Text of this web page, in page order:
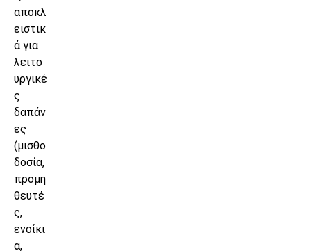
αποκλ
ειστικ
ά για
λειτο
υργικέ
ς
δαπάν
ες
(μισθο
δοσία,
προμη
θευτέ
ς,
ενοίκι
α,